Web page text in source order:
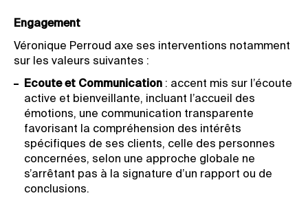
Engagement
Véronique Perroud axe ses interventions notamment
sur les valeurs suivantes :
Ecoute et Communication : accent mis sur l’écoute
active et bienveillante, incluant l’accueil des
émotions, une communication transparente
favorisant la compréhension des intérêts
spécifiques de ses clients, celle des personnes
concernées, selon une approche globale ne
s’arrêtant pas à la signature d’un rapport ou de
conclusions.